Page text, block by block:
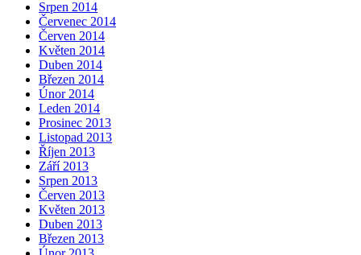
Srpen 2014
Červenec 2014
Červen 2014
Květen 2014
Duben 2014
Březen 2014
Únor 2014
Leden 2014
Prosinec 2013
Listopad 2013
Říjen 2013
Září 2013
Srpen 2013
Červen 2013
Květen 2013
Duben 2013
Březen 2013